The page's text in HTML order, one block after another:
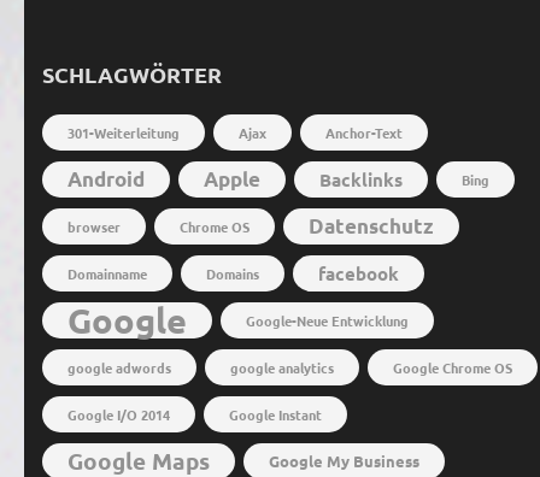
SCHLAGWÖRTER
301-Weiterleitung Ajax Anchor-Text
Android Apple Backlinks Bing
browser Chrome OS Datenschutz
Domainname Domains facebook
Google Google-Neue Entwicklung
google adwords google analytics Google Chrome OS
Google I/O 2014 Google Instant
Google Maps Google My Business